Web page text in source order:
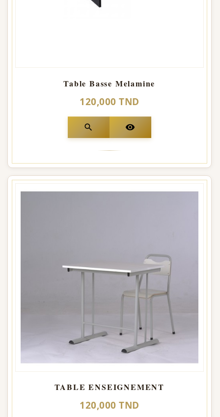
Table Basse Melamine
120,000 TND
search visibility
TABLE ENSEIGNEMENT
120,000 TND